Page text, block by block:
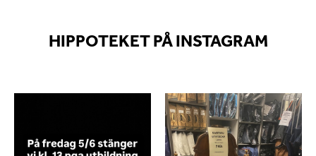
HIPPOTEKET PÅ INSTAGRAM